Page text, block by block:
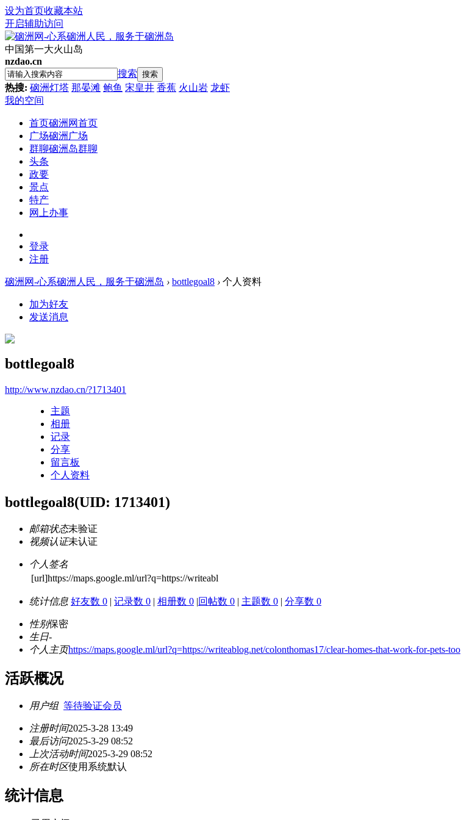
设为首页收藏本站
开启辅助访问
中国第一大火山岛
nzdao.cn
搜索 搜索
热搜: 硇洲灯塔 那晏滩 鲍鱼 宋皇井 香蕉 火山岩 龙虾
我的空间
首页硇洲网首页
广场硇洲广场
群聊硇洲岛群聊
头条
政要
景点
特产
网上办事
登录
注册
硇洲网-心系硇洲人民，服务于硇洲岛 › bottlegoal8 › 个人资料
加为好友
发送消息
bottlegoal8
http://www.nzdao.cn/?1713401
主题
相册
记录
分享
留言板
个人资料
bottlegoal8(UID: 1713401)
邮箱状态未验证
视频认证未认证
个人签名
[url]https://maps.google.ml/url?q=https://writeabl
统计信息 好友数 0 | 记录数 0 | 相册数 0 |回帖数 0 | 主题数 0 | 分享数 0
性别保密
生日-
个人主页https://maps.google.ml/url?q=https://writeablog.net/colonthomas17/clear-homes-that-work-for-pets-too
活跃概况
用户组 等待验证会员
注册时间2025-3-28 13:49
最后访问2025-3-29 08:52
上次活动时间2025-3-29 08:52
所在时区使用系统默认
统计信息